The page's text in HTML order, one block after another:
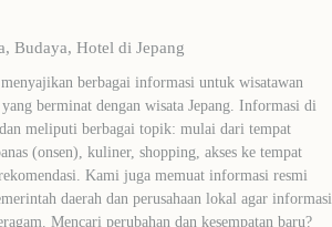
Budaya, Hotel di Jepang
berbagai informasi untuk wisatawan
berminat dengan wisata Jepang. Informasi di
meliputi berbagai topik: mulai dari tempat
(onsen), kuliner, shopping, akses ke tempat
Kami juga memuat informasi resmi
daerah dan perusahaan lokal agar informasi
Mencari perubahan dan kesempatan baru?